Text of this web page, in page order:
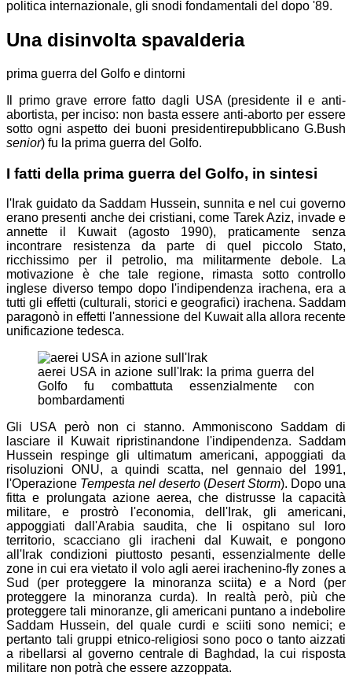
politica internazionale, gli snodi fondamentali del dopo '89.
Una disinvolta spavalderia
prima guerra del Golfo e dintorni
Il primo grave errore fatto dagli USA (presidente ile anti-
abortista, per inciso: non basta essere anti-aborto per essere
sotto ogni aspetto dei buoni presidentirepubblicanoG.Bush
senior) fu la prima guerra del Golfo.
I fatti della prima guerra del Golfo, in sintesi
l'Irak guidato da Saddam Hussein, sunnita e nel cui governo
erano presenti anche dei cristiani, come Tarek Aziz, invade e
annette il Kuwait (agosto 1990), praticamente senza
incontrare resistenza da parte di quel piccolo Stato,
ricchissimo per il petrolio, ma militarmente debole. La
motivazione è che tale regione, rimasta sotto controllo
inglese diverso tempo dopo l'indipendenza irachena, era a
tutti gli effetti (culturali, storici e geografici) irachena. Saddam
paragonò in effetti l'annessione del Kuwait alla allora recente
unificazione tedesca.
aerei USA in azione sull'Irak: la prima guerra del
Golfo fu combattuta essenzialmente con
bombardamenti
Gli USA però non ci stanno. Ammoniscono Saddam di
lasciare il Kuwait ripristinandone l'indipendenza. Saddam
Hussein respinge gli ultimatum americani, appoggiati da
risoluzioni ONU, a quindi scatta, nel gennaio del 1991,
l'Operazione Tempesta nel deserto (Desert Storm). Dopo una
fitta e prolungata azione aerea, che distrusse la capacità
militare, e prostrò l'economia, dell'Irak, gli americani,
appoggiati dall'Arabia saudita, che li ospitano sul loro
territorio, scacciano gli iracheni dal Kuwait, e pongono
all'Irak condizioni piuttosto pesanti, essenzialmente delle
zone in cui era vietato il volo agli aerei irachenino-fly zonesa
Sud (per proteggere la minoranza sciita) e a Nord (per
proteggere la minoranza curda). In realtà però, più che
proteggere tali minoranze, gli americani puntano a indebolire
Saddam Hussein, del quale curdi e sciiti sono nemici; e
pertanto tali gruppi etnico-religiosi sono poco o tanto aizzati
a ribellarsi al governo centrale di Baghdad, la cui risposta
militare non potrà che essere azzoppata.